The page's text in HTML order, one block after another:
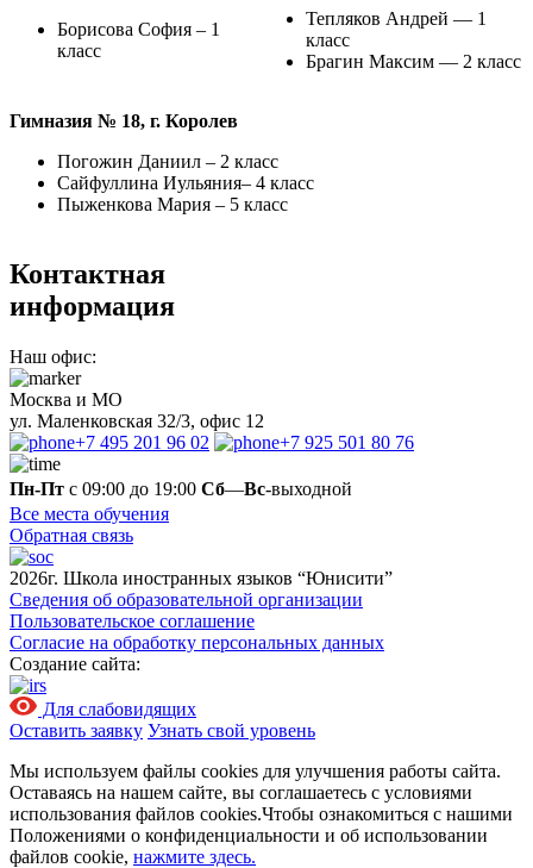
Борисова София – 1
класс
Тепляков Андрей — 1
класс
Брагин Максим — 2 класс
Гимназия № 18, г. Королев
Погожин Даниил – 2 класс
Сайфуллина Иульяния– 4 класс
Пыженкова Мария – 5 класс
Контактная
информация
Наш офис:
Москва и МО
ул. Маленковская 32/3, офис 12
+7 495 201 96 02
+7 925 501 80 76
Пн-Пт с 09:00 до 19:00 Сб—Вс-выходной
Все места обучения
Обратная связь
2026г. Школа иностранных языков “Юнисити”
Сведения об образовательной организации
Пользовательское соглашение
Согласие на обработку персональных данных
Создание сайта:
Для слабовидящих
Оставить заявку Узнать свой уровень
Мы используем файлы cookies для улучшения работы сайта.
Оставаясь на нашем сайте, вы соглашаетесь с условиями
использования файлов cookies.Чтобы ознакомиться с нашими
Положениями о конфиденциальности и об использовании
файлов cookie, нажмите здесь.